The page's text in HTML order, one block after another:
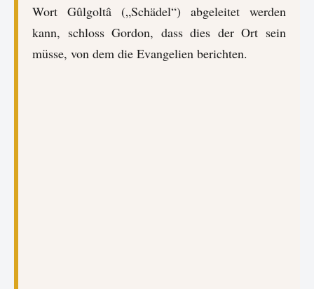
Wort Gûlgoltâ („Schädel“) abgeleitet werden
kann, schloss Gordon, dass dies der Ort sein
müsse, von dem die Evangelien berichten.